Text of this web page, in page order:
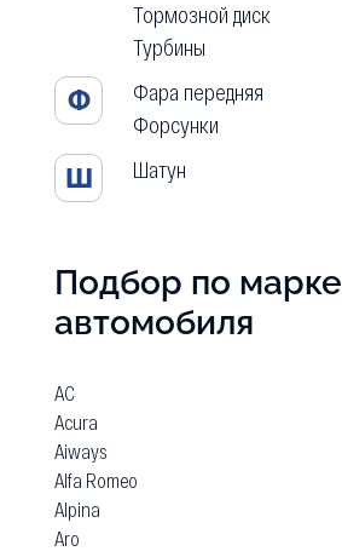
Тормозной диск
Турбины
Ф
Фара передняя
Форсунки
Ш Шатун
Подбор по марке
автомобиля
AC
Acura
Aiways
Alfa Romeo
Alpina
Aro